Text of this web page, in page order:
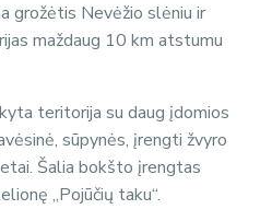
grožėtis Nevėžio slėniu ir
maždaug 10 km atstumu
teritorija su daug įdomios
sūpynės, įrengti žvyro
Šalia bokšto įrengtas
„Pojūčių taku“.